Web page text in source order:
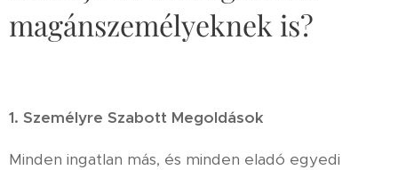
magánszemélyeknek is?
1. Személyre Szabott Megoldások
Minden ingatlan más, és minden eladó egyedi